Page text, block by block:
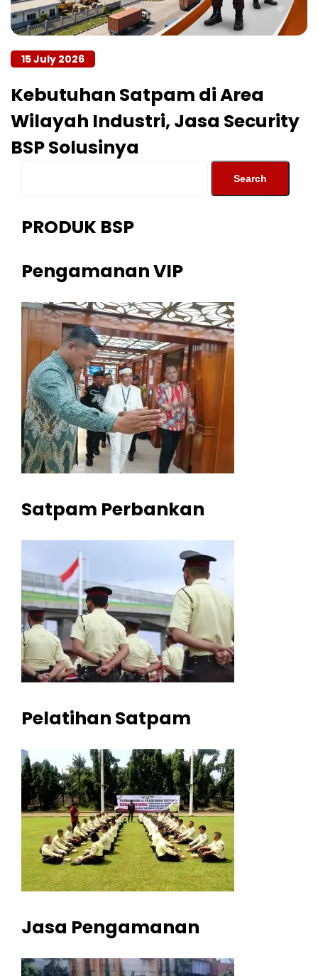
15 July 2026
Kebutuhan Satpam di Area
Wilayah Industri, Jasa Security
BSP Solusinya
PRODUK BSP
Pengamanan VIP
Satpam Perbankan
Pelatihan Satpam
Jasa Pengamanan